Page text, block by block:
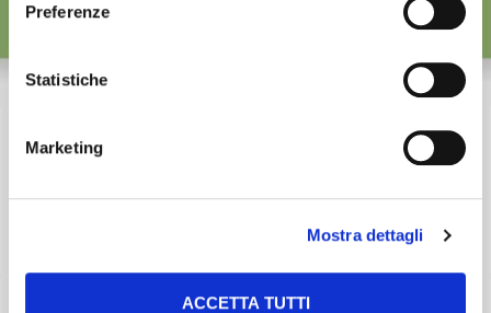
Preferenze
Statistiche
Marketing
Mostra dettagli
ACCETTA TUTTI